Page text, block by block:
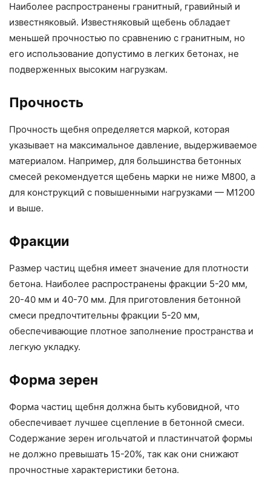
Наиболее распространены гранитный, гравийный и
известняковый. Известняковый щебень обладает
меньшей прочностью по сравнению с гранитным, но
его использование допустимо в легких бетонах, не
подверженных высоким нагрузкам.
Прочность
Прочность щебня определяется маркой, которая
указывает на максимальное давление, выдерживаемое
материалом. Например, для большинства бетонных
смесей рекомендуется щебень марки не ниже М800, а
для конструкций с повышенными нагрузками — М1200
и выше.
Фракции
Размер частиц щебня имеет значение для плотности
бетона. Наиболее распространены фракции 5-20 мм,
20-40 мм и 40-70 мм. Для приготовления бетонной
смеси предпочтительны фракции 5-20 мм,
обеспечивающие плотное заполнение пространства и
легкую укладку.
Форма зерен
Форма частиц щебня должна быть кубовидной, что
обеспечивает лучшее сцепление в бетонной смеси.
Содержание зерен игольчатой и пластинчатой формы
не должно превышать 15-20%, так как они снижают
прочностные характеристики бетона.